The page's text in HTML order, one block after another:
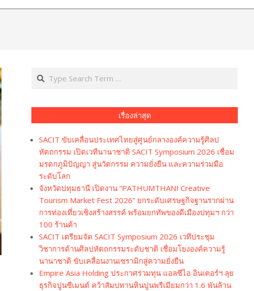
Search
เรื่องล่าสุด
SACIT ขับเคลื่อนประเทศไทยสู่ศูนย์กลางองค์ความรู้ศิลป
หัตถกรรม เปิดเวทีนานาชาติ SACIT Symposium 2026 เชื่อม
มรดกภูมิปัญญา สู่นวัตกรรม ความยั่งยืน และความร่วมมือ
ระดับโลก
จังหวัดปทุมธานี เปิดงาน “PATHUMTHANI Creative
Tourism Market Fest 2026” ยกระดับเศรษฐกิจฐานรากผ่าน
การท่องเที่ยวเชิงสร้างสรรค์ พร้อมยกทัพของดีเมืองปทุมฯ กว่า
100 ร้านค้า
SACIT เตรียมจัด SACIT Symposium 2026 เวทีประชุม
วิชาการด้านศิลปหัตถกรรมระดับชาติ เชื่อมโยงองค์ความรู้
นานาชาติ ขับเคลื่อนงานเซรามิกสู่ความยั่งยืน
Empire Asia Holding ประกาศร่วมทุน แอลซีไอ อินเตอร์ฯ ลุย
ธุรกิจปูนซีเมนต์ คว้าสัมปทานหินปูนพรีเมียมกว่า 1.6 พันล้าน